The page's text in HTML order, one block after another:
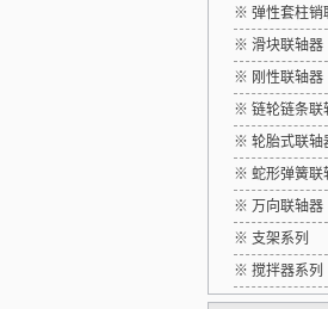
※ 弹性套柱销
※ 滑块联轴器
※ 刚性联轴器
※ 链轮链条联
※ 轮胎式联轴
※ 蛇形弹簧联
※ 万向联轴器
※ 支架系列
※ 搅拌器系列